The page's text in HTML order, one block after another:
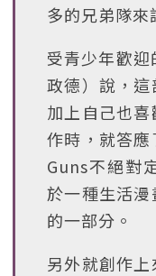
多的兄弟隊來
受青少年歡
政德）說，這
加上自己也
作時，就答
Guns不絕對
於一種生活
的一部分。
另外就創作